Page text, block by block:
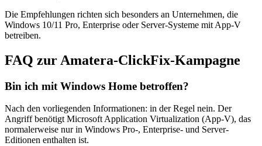
Die Empfehlungen richten sich besonders an Unternehmen, die
Windows 10/11 Pro, Enterprise oder Server-Systeme mit App-V
betreiben.
FAQ zur Amatera-ClickFix-Kampagne
Bin ich mit Windows Home betroffen?
Nach den vorliegenden Informationen: in der Regel nein. Der
Angriff benötigt Microsoft Application Virtualization (App-V), das
normalerweise nur in Windows Pro-, Enterprise- und Server-
Editionen enthalten ist.